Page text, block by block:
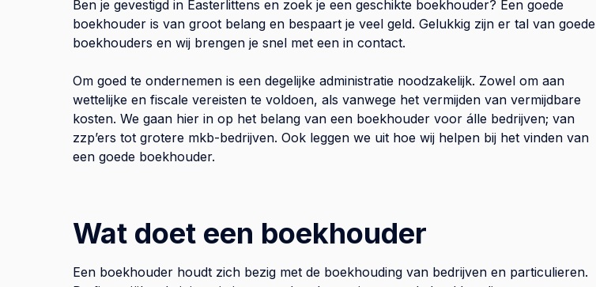
Ben je gevestigd in Easterlittens en zoek je een geschikte boekhouder? Een goede
boekhouder is van groot belang en bespaart je veel geld. Gelukkig zijn er tal van goede
boekhouders en wij brengen je snel met een in contact.
Om goed te ondernemen is een degelijke administratie noodzakelijk. Zowel om aan
wettelijke en fiscale vereisten te voldoen, als vanwege het vermijden van vermijdbare
kosten. We gaan hier in op het belang van een boekhouder voor álle bedrijven; van
zzp’ers tot grotere mkb-bedrijven. Ook leggen we uit hoe wij helpen bij het vinden van
een goede boekhouder.
Wat doet een boekhouder
Een boekhouder houdt zich bezig met de boekhouding van bedrijven en particulieren.